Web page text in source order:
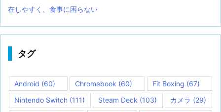
在しやすく、食事に困らない
タグ
Android (60) Chromebook (60) Fit Boxing (67)
Nintendo Switch (111) Steam Deck (103) カメラ (29)